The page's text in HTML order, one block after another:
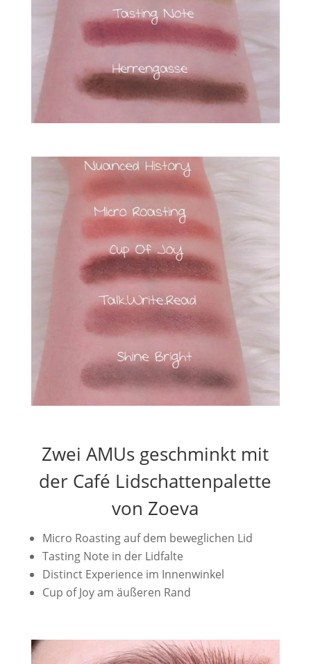
Zwei AMUs geschminkt mit
der Café Lidschattenpalette
von Zoeva
Micro Roasting auf dem beweglichen Lid
Tasting Note in der Lidfalte
Distinct Experience im Innenwinkel
Cup of Joy am äußeren Rand